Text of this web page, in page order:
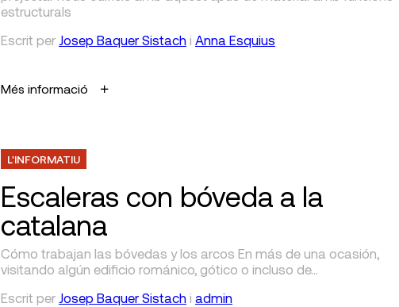
estructurals
Escrit per Josep Baquer Sistach i Anna Esquius
Més informació
L'INFORMATIU
Escaleras con bóveda a la
catalana
Cómo trabajan las bóvedas y los arcos En más de una ocasión,
visitando algún edificio románico, gótico o incluso de…
Escrit per Josep Baquer Sistach i admin